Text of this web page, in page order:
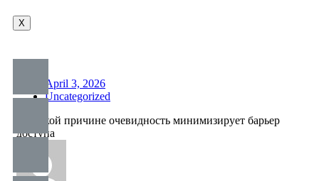
X
April 3, 2026
Uncategorized
По какой причине очевидность минимизирует барьер
доступа